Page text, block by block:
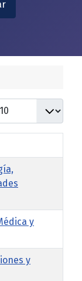
y
y